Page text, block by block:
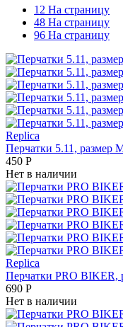
12 На страницу
48 На страницу
96 На страницу
Replica
Перчатки 5.11, размер
450 Р
Нет в наличии
Replica
Перчатки PRO BIKER,
690 Р
Нет в наличии